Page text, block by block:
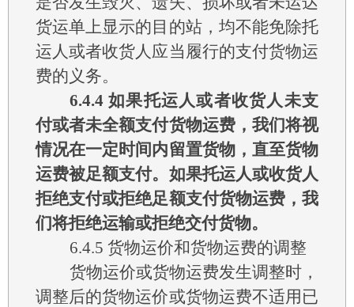
货运单上显示的目的站，均不能免除托
运人或者收货人应当履行的支付货物运
费的义务。
6.4.4如果托运人或者收货人未支
付或者未全额支付货物运费，我们将视
情况在一定时间内留置货物，直至货物
运费被足额支付。如果托运人或收货人
拒绝支付或拒绝足额支付货物运费，我
们将拒绝运输或拒绝交付货物。
6.4.5 货物运价和货物运费的调整
货物运价或货物运费发生调整时，
调整后的货物运价或货物运费不适用已